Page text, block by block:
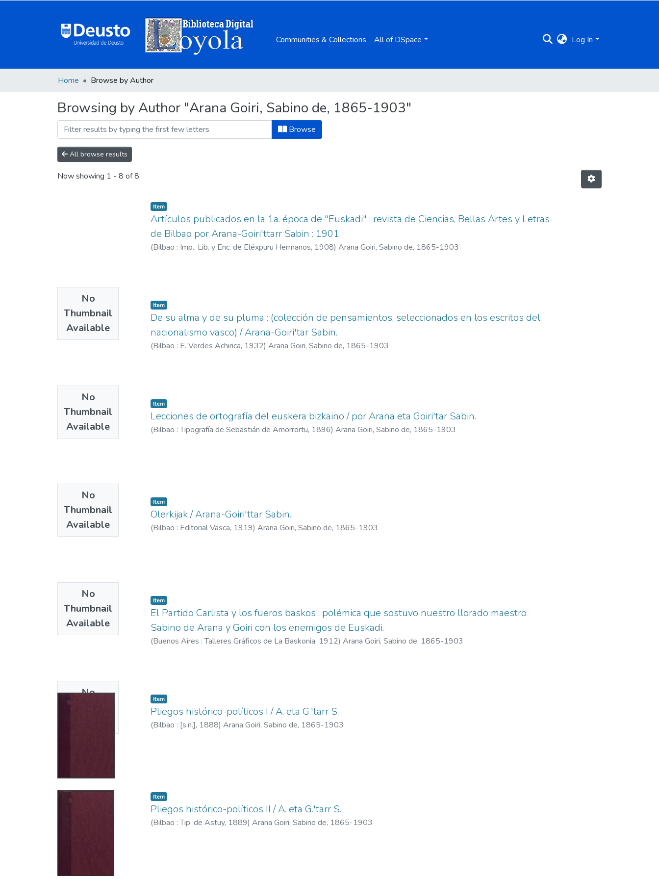
Communities & Collections All of DSpace Log In
Home Browse by Author
Browsing by Author "Arana Goiri, Sabino de, 1865-1903"
Browse
All browse results
Now showing 1 - 8 of 8
No
Thumbnail
Available
Item
Artículos publicados en la 1a. época de "Euskadi" : revista de Ciencias, Bellas Artes y Letras
de Bilbao por Arana-Goiri'ttarr Sabin : 1901.
(Bilbao : Imp., Lib. y Enc. de Eléxpuru Hermanos, 1908) Arana Goiri, Sabino de, 1865-1903
No
Thumbnail
Available
Item
De su alma y de su pluma : (colección de pensamientos, seleccionados en los escritos del
nacionalismo vasco) / Arana-Goiri'tar Sabin.
(Bilbao : E. Verdes Achirica, 1932) Arana Goiri, Sabino de, 1865-1903
No
Thumbnail
Available
Item
Lecciones de ortografía del euskera bizkaino / por Arana eta Goiri'tar Sabin.
(Bilbao : Tipografía de Sebastián de Amorrortu, 1896) Arana Goiri, Sabino de, 1865-1903
No
Thumbnail
Available
Item
Olerkijak / Arana-Goiri'ttar Sabin.
(Bilbao : Editorial Vasca, 1919) Arana Goiri, Sabino de, 1865-1903
No
Thumbnail
Item
El Partido Carlista y los fueros baskos : polémica que sostuvo nuestro llorado maestro
Sabino de Arana y Goiri con los enemigos de Euskadi.
(Buenos Aires : Talleres Gráficos de La Baskonia, 1912) Arana Goiri, Sabino de, 1865-1903
Item
Pliegos histórico-políticos I / A. eta G.'tarr S.
(Bilbao : [s.n.], 1888) Arana Goiri, Sabino de, 1865-1903
Item
Pliegos histórico-políticos II / A. eta G.'tarr S.
(Bilbao : Tip. de Astuy, 1889) Arana Goiri, Sabino de, 1865-1903